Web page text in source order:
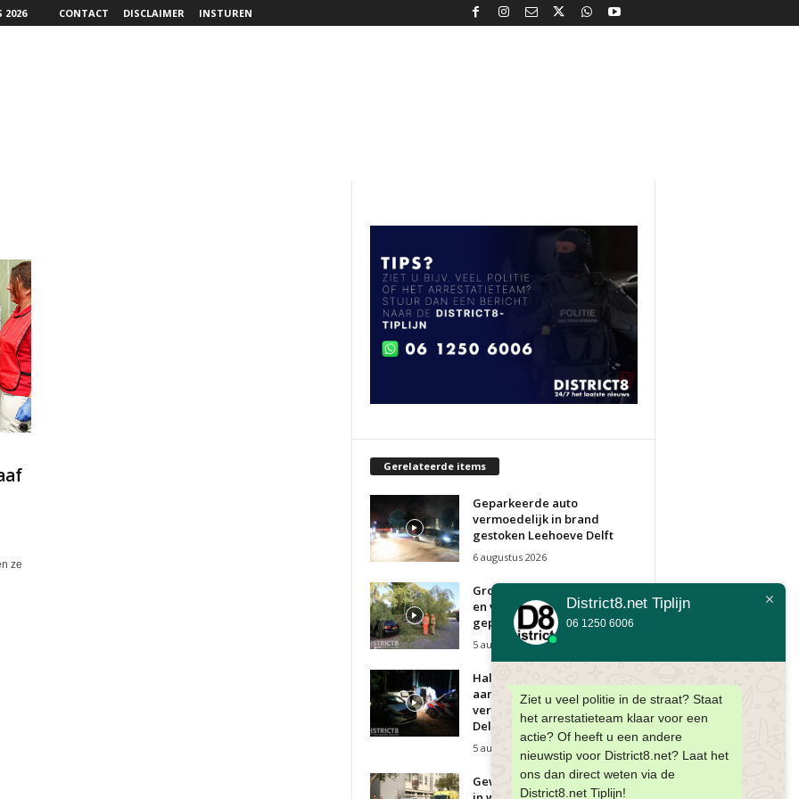
2026 CONTACT DISCLAIMER INSTUREN
ze
Gerelateerde items
Geparkeerde auto
vermoedelijk in brand
gestoken Leehoeve Delft
6 augustus 2026
Grote tak van wilg breekt af
en valt op vier
geparkeerde...
5 augustus 2026
Half miljoen sigaretten
aangetroffen in bestelbusjes;
verdachten vluchten weg
Delftse Hout...
5 augustus 2026
Gewonde na steekincident
District8.net Tiplijn
06 1250 6006
Ziet u veel politie in de straat? Staat
het arrestatieteam klaar voor een
actie? Of heeft u een andere
nieuwstip voor District8.net? Laat het
ons dan direct weten via de
District8.net Tiplijn!